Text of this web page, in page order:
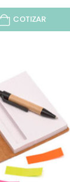
COTIZAR